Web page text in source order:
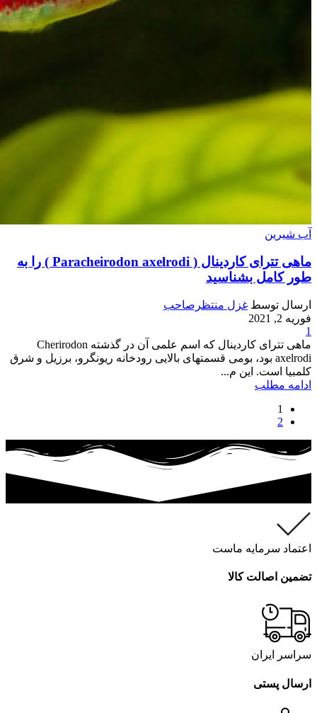
آب شیرین
ماهی تترای کاردینال ( Paracheirodon axelrodi ) را به
طور کامل بشناسید
ارسال توسط غزل منتظرصاحب
فوریه 2, 2021
1
ماهی تترای کاردینال که اسم علمی آن در گذشته Cherirodon
axelrodi بود، بومی قسمتهای بالایی رودخانه ریونگرو، برزیل و شرق
کلمبیا است. این م...
ادامه مطلب
1
2
اعتماد سرمایه ماست
تضمین اصالت کالا
سراسر ایران
ارسال پستی